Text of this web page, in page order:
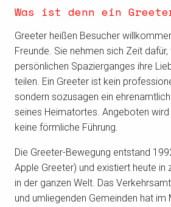
Was ist denn ein
Greeter heißen Besucher
Freunde. Sie nehmen sich Zeit
persönlichen Spazierganges ihre
teilen. Ein Greeter ist kein
sondern sozusagen ein
seines Heimatortes. Angeboten wird
keine förmliche Führung.
Die Greeter-Bewegung entstand
Apple Greeter) und existiert heute in
in der ganzen Welt. Das
und umliegenden Gemeinden hat im